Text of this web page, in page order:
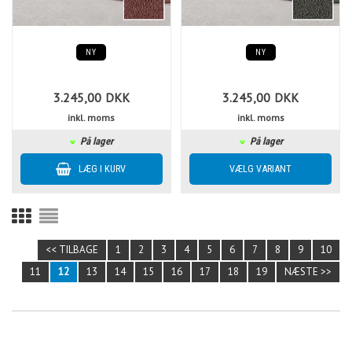
NY
3.245,00 DKK
inkl. moms
På lager
NY
3.245,00 DKK
inkl. moms
På lager
<< TILBAGE 1 2 3 4 5 6 7 8 9
10
11
12 13 14 15 16 17 18 19 NÆSTE >>